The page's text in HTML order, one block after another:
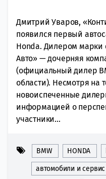
Дмитрий Уваров,
появился первый
Honda. Дилером марки
Авто» — дочерняя
(официальный дилер
области). Несмотря на
новоиспеченные
информацией о
участники...
BMW HONDA
автомобили и сервис